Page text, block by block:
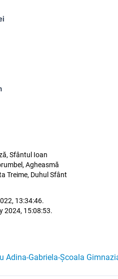
Sfântul Ioan
Agheasmă
Treime, Duhul Sfânt
13:34:46.
2024, 15:08:53.
Adina-Gabriela-Școala